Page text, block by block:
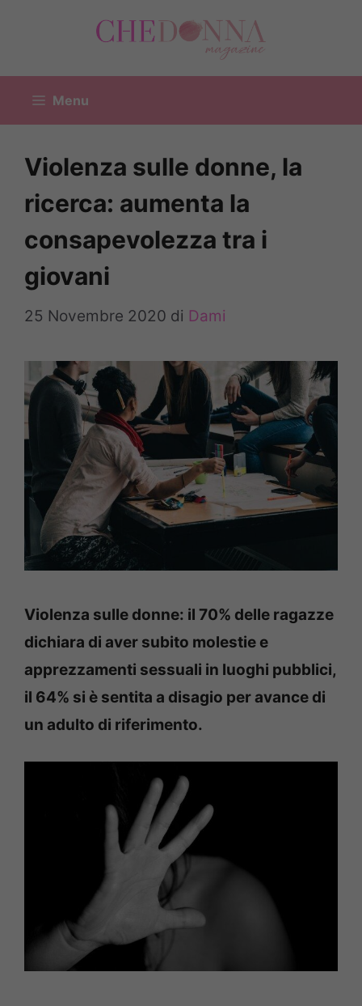
Menu
Violenza sulle donne, la
ricerca: aumenta la
consapevolezza tra i
giovani
25 Novembre 2020 di Dami
Violenza sulle donne: il 70% delle ragazze
dichiara di aver subito molestie e
apprezzamenti sessuali in luoghi pubblici,
il 64% si è sentita a disagio per avance di
un adulto di riferimento.